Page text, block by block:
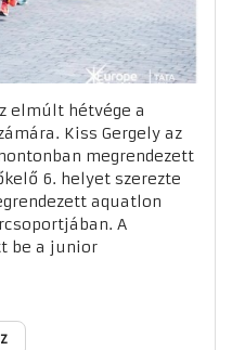
elmúlt hétvége a
Kiss Gergely az
megrendezett
6. helyet szerezte
aquatlon
A
be a junior